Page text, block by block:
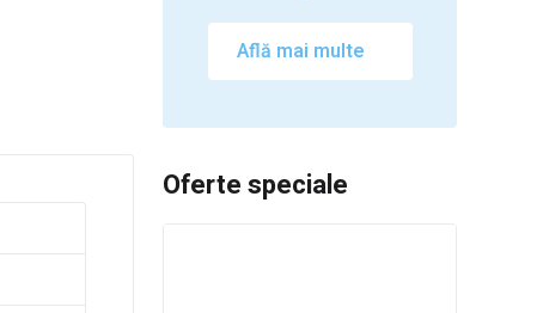
Află mai multe
Oferte speciale